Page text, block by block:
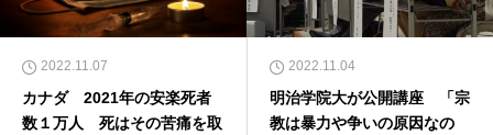
2022.11.07
カナダ 2021年の安楽死者
数１万人 死はその苦痛を取
2022.11.04
明治学院大が公開講座 「宗
教は暴力や争いの原因なの